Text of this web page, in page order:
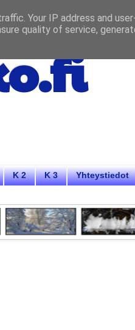
K 2 K 3 Yhteystiedot
Your IP address and
quality of service,